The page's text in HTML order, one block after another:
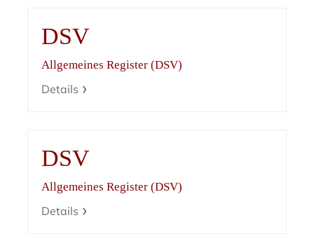
DSV
Allgemeines Register (DSV)
Details
DSV
Allgemeines Register (DSV)
Details